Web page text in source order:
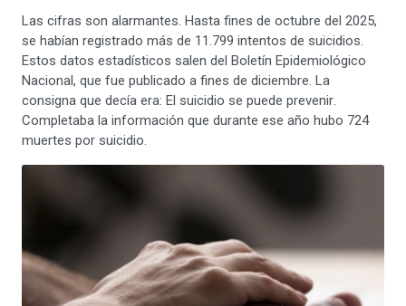
Las cifras son alarmantes. Hasta fines de octubre del 2025,
se habían registrado más de 11.799 intentos de suicidios.
Estos datos estadísticos salen del Boletín Epidemiológico
Nacional, que fue publicado a fines de diciembre. La
consigna que decía era: El suicidio se puede prevenir.
Completaba la información que durante ese año hubo 724
muertes por suicidio.